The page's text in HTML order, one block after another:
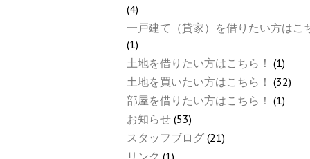
(4)
一戸建て（貸家）を借りたい方はこ
(1)
土地を借りたい方はこちら！ (1)
土地を買いたい方はこちら！ (32)
部屋を借りたい方はこちら！ (1)
お知らせ (53)
スタッフブログ (21)
リンク (1)